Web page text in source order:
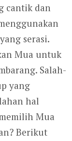
cantik dan
serasi.
Mua untuk
Salah-
yang
hal
Mua
Berikut